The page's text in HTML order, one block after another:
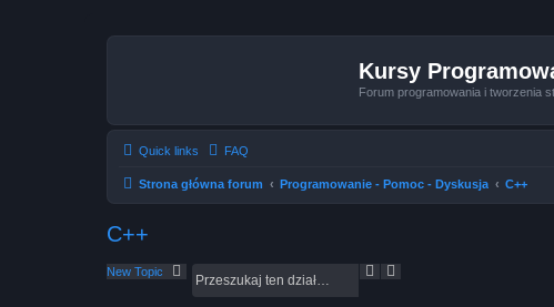
Kursy
Forum programowania i tworzenia
Quick links FAQ
Strona główna forum Programowanie - Pomoc - Dyskusja C++
C++
New Topic